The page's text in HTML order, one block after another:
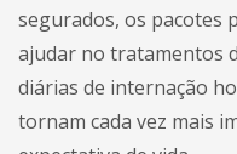
segurados, os pacotes
ajudar no tratamentos
diárias de internação
tornam cada vez mais